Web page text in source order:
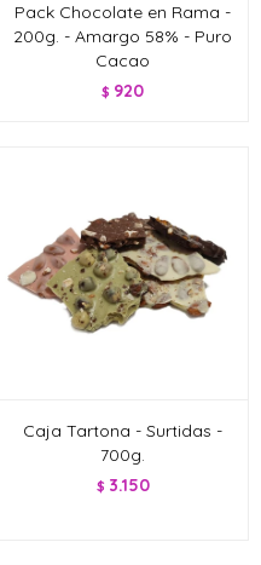
Pack Chocolate en Rama -
200g. - Amargo 58% - Puro
Cacao
$ 920
Caja Tartona - Surtidas -
700g.
$ 3.150